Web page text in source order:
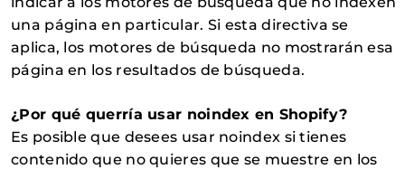
una página en particular. Si esta directiva se
aplica, los motores de búsqueda no mostrarán esa
página en los resultados de búsqueda.
¿Por qué querría usar noindex en Shopify?
Es posible que desees usar noindex si tienes
contenido que no quieres que se muestre en los